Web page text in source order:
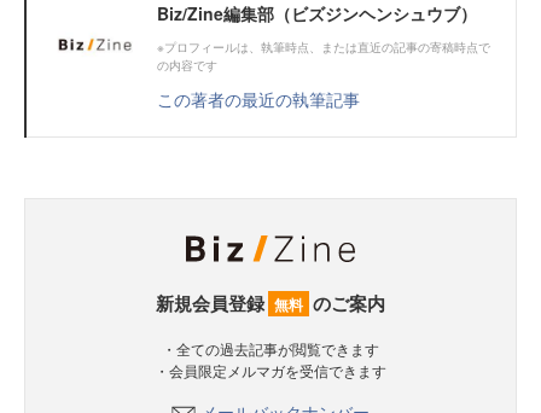
Biz/Zine編集部（ビズジンヘンシュウブ）
※プロフィールは、執筆時点、または直近の記事の寄稿時点で
の内容です
この著者の最近の執筆記事
新規会員登録 無料 のご案内
・全ての過去記事が閲覧できます
・会員限定メルマガを受信できます